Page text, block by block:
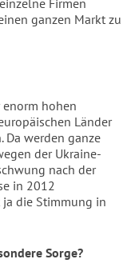
Firmen
ganzen Markt zu
enorm hohen
Länder
Da werden ganze
der Ukraine-
nach der
in 2012
die Stimmung in
Sorge?